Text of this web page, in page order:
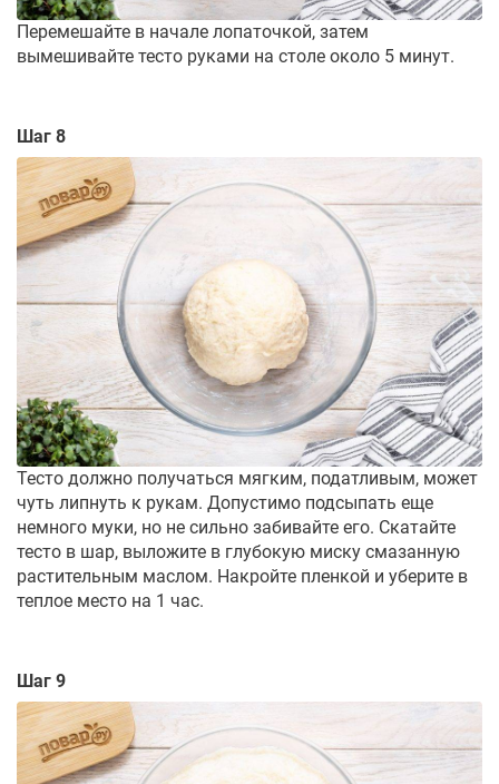
Перемешайте в начале лопаточкой, затем
вымешивайте тесто руками на столе около 5 минут.
Шаг 8
Тесто должно получаться мягким, податливым, может
чуть липнуть к рукам. Допустимо подсыпать еще
немного муки, но не сильно забивайте его. Скатайте
тесто в шар, выложите в глубокую миску смазанную
растительным маслом. Накройте пленкой и уберите в
теплое место на 1 час.
Шаг 9